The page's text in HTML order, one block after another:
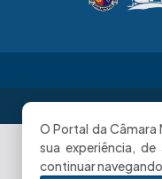
O Portal da Câmara
sua experiência,
continuar